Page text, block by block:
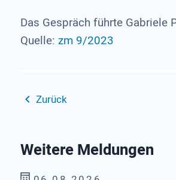
Das Gespräch führte Gabriele
Quelle: zm 9/2023
Zurück
Weitere Meldungen